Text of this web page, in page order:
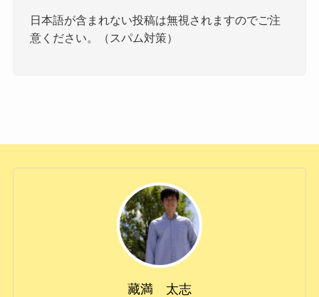
日本語が含まれない投稿は無視されますのでご注
意ください。（スパム対策）
藏満 太志